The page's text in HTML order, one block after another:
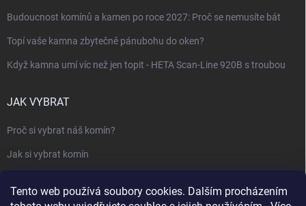
Tento web používá soubory cookies. Dalším procházením
Budoucnost komínů a kamen po roce 2027: Proč se nemusíte bát
Topí vaše kamna zbytečně pánubohu do oken?
Když kamna umí víc než jen topit - HETA Scan-Line 920B s troubou
JAK VYBRAT
Proč si vybrat náš komín?
Jak si vybrat komín
Jak vybrat kamna nebo krbovou vložku